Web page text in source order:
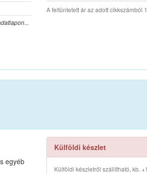
A feltüntetett ár az adott cikkszámból
egyéb
Külföldi készlet
Külföldi készletről szállítható, kb.